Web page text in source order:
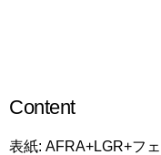
Content
表紙: AFRA+LGR+フ